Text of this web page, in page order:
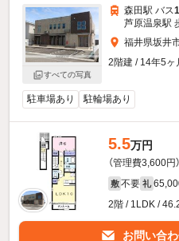
すべての写真
森田駅 バス
芦原温泉駅
福井県坂井
2階建 / 14年5ヶ
駐車場あり 駐輪場あり
5.5万円
（管理費3,600円）
敷 不要 礼
2階 / 1LDK /
お問い合